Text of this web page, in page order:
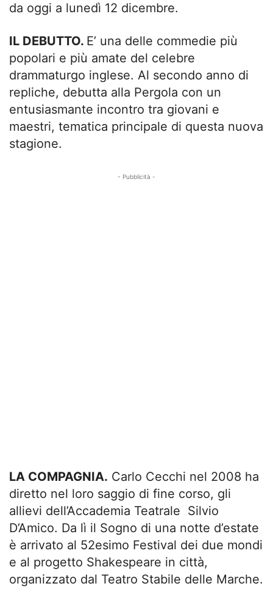
da oggi a lunedì 12 dicembre.
IL DEBUTTO. E’ una delle commedie più
popolari e più amate del celebre
drammaturgo inglese. Al secondo anno di
repliche, debutta alla Pergola con un
entusiasmante incontro tra giovani e
maestri, tematica principale di questa nuova
stagione.
- Pubblicità -
LA COMPAGNIA. Carlo Cecchi nel 2008 ha
diretto nel loro saggio di fine corso, gli
allievi dell’Accademia Teatrale Silvio
D’Amico. Da lì il Sogno di una notte d’estate
è arrivato al 52esimo Festival dei due mondi
e al progetto Shakespeare in città,
organizzato dal Teatro Stabile delle Marche.